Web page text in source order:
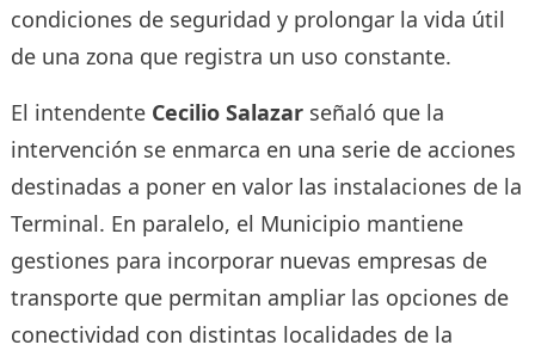
condiciones de seguridad y prolongar la vida útil
de una zona que registra un uso constante.
El intendente Cecilio Salazarseñaló que la
intervención se enmarca en una serie de acciones
destinadas a poner en valor las instalaciones de la
Terminal. En paralelo, el Municipio mantiene
gestiones para incorporar nuevas empresas de
transporte que permitan ampliar las opciones de
conectividad con distintas localidades de la